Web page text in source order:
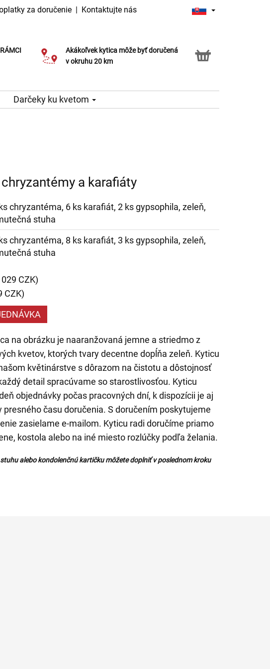
za doručenie | Kontaktujte nás
Akákoľvek kytica môže byť doručená
v okruhu 20 km
Služba Click & Collect
Darčeky ku kvetom
a karafiáty
chryzantéma, 6 ks karafiát, 2 ks gypsophila, zeleň,
stuha
chryzantéma, 8 ks karafiát, 3 ks gypsophila, zeleň,
stuha
CZK)
CZK)
na obrázku je naaranžovaná jemne a striedmo z
kvetov, ktorých tvary decentne dopĺňa zeleň. Kyticu
květinárstve s dôrazom na čistotu a dôstojnosť
detail spracúvame so starostlivosťou. Kyticu
objednávky počas pracovných dní, k dispozícii je aj
presného času doručenia. S doručením poskytujeme
zasielame e-mailom. Kyticu radi doručíme priamo
kostola alebo na iné miesto rozlúčky podľa želania.
alebo kondolenčnú kartičku môžete doplniť v poslednom kroku